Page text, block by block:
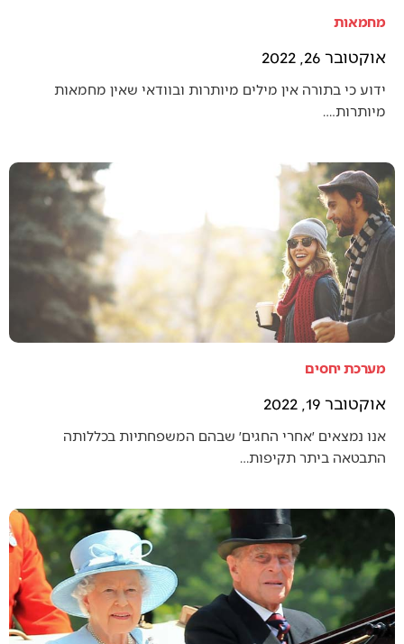
מחמאות
אוקטובר 26, 2022
ידוע כי בתורה אין מילים מיותרות ובוודאי שאין מחמאות
מיותרות.…
מערכת יחסים
אוקטובר 19, 2022
אנו נמצאים ׳אחרי החגים׳ שבהם המשפחתיות בכללותה
התבטאה ביתר תקיפות…